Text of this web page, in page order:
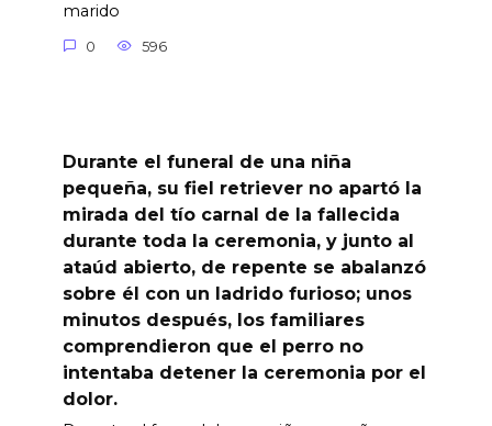
marido
0 596
Durante el funeral de una niña
pequeña, su fiel retriever no apartó la
mirada del tío carnal de la fallecida
durante toda la ceremonia, y junto al
ataúd abierto, de repente se abalanzó
sobre él con un ladrido furioso; unos
minutos después, los familiares
comprendieron que el perro no
intentaba detener la ceremonia por el
dolor.